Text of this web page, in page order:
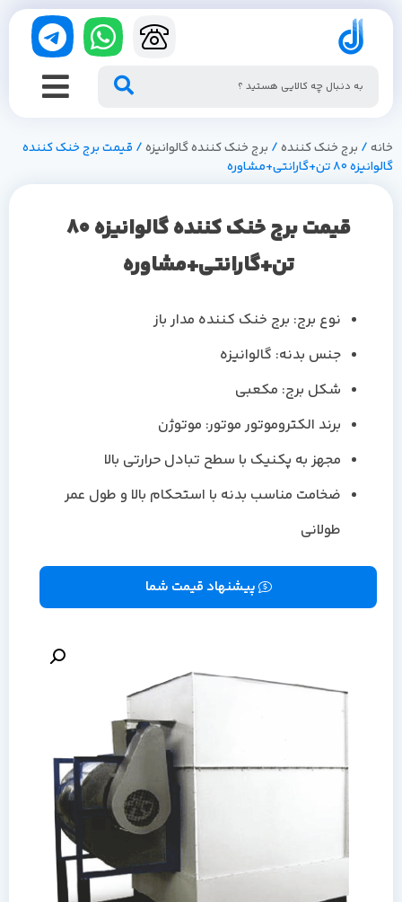
خانه/ برج خنک کننده/ برج خنک کننده گالوانیزه/ قیمت برج خنک کننده
گالوانیزه 80 تن+گارانتی+مشاوره
قیمت برج خنک کننده گالوانیزه 80
تن+گارانتی+مشاوره
نوع برج: برج خنک کننده مدار باز
جنس بدنه: گالوانیزه
شکل برج: مکعبی
برند الکتروموتور موتور: موتوژن
مجهز به پکنیک با سطح تبادل حرارتی بالا
ضخامت مناسب بدنه با استحکام بالا و طول عمر
طولانی
پیشنهاد قیمت شما